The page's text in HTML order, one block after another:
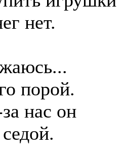
нет.
порой.
нас он